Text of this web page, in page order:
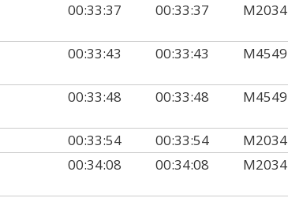
00:33:37 00:33:37 M2034
00:33:43 00:33:43 M4549
00:33:48 00:33:48 M4549
00:33:54 00:33:54 M2034
00:34:08 00:34:08 M2034